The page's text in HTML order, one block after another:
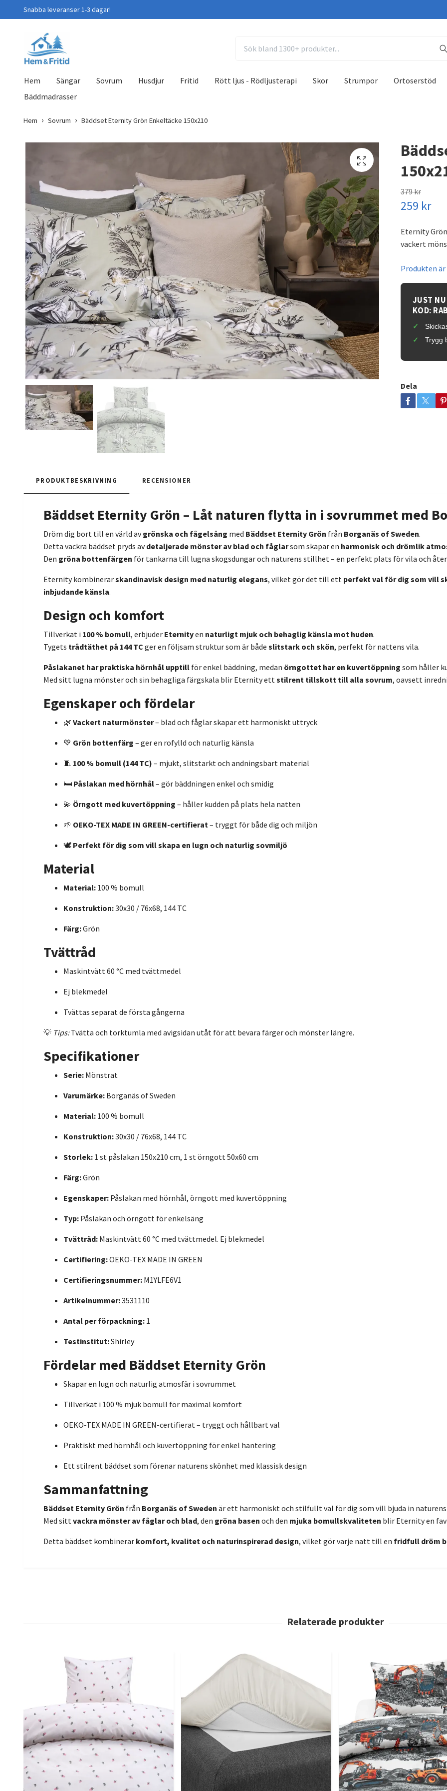
Snabba leveranser 1-3 dagar!
Hem Sängar Sovrum Husdjur Fritid Rött ljus - Rödljusterapi Skor Strumpor Ortoserstöd
Bäddmadrasser
Hem Sovrum Bäddset Eternity Grön Enkeltäcke 150x210
379 kr
259 kr
Eternity
vackert
Produkten
JUST NU
KOD:
Trygg
Dela
PRODUKTBESKRIVNING RECENSIONER
Bäddset Eternity Grön – Låt naturen flytta in i sovrummet med
Dröm dig bort till en värld avgrönska och fågelsång med Bäddset Eternity Grön från Borganäs of Sweden.
Detta vackra bäddset pryds avdetaljerade mönster av blad och fåglarsom skapar en harmonisk och drömlik
Den gröna bottenfärgen för tankarna till lugna skogsdungar och naturens stillhet – en perfekt plats för vila och
Eternity kombinerarskandinavisk design med naturlig elegans, vilket gör det till ett perfekt val för dig som vill
inbjudande känsla.
Design och komfort
Tillverkat i 100 % bomull, erbjuder Eternityen naturligt mjuk och behaglig känsla mot huden.
Tygets trådtäthet på 144 TC ger en följsam struktur som är både slitstark och skön, perfekt för nattens vila.
Påslakanet har praktiska hörnhål upptill för enkel bäddning, medan örngottet har en kuvertöppning som håller
Med sitt lugna mönster och sin behagliga färgskala blir Eternity ett stilrent tillskott till alla sovrum, oavsett
Egenskaper och fördelar
🌿 Vackert naturmönster– blad och fåglar skapar ett harmoniskt uttryck
💚 Grön bottenfärg – ger en rofylld och naturlig känsla
🧵 100 % bomull (144 TC) – mjukt, slitstarkt och andningsbart material
🛏️ Påslakan med hörnhål– gör bäddningen enkel och smidig
💫 Örngott med kuvertöppning – håller kudden på plats hela natten
🌱 OEKO-TEX MADE IN GREEN-certifierat – tryggt för både dig och miljön
🕊️ Perfekt för dig som vill skapa en lugn och naturlig sovmiljö
Material
Material: 100 % bomull
Konstruktion:30x30 / 76x68, 144 TC
Färg:Grön
Tvättråd
Maskintvätt 60 °C med tvättmedel
Ej blekmedel
Tvättas separat de första gångerna
💡 Tips:Tvätta och torktumla med avigsidan utåt för att bevara färger och mönster längre.
Specifikationer
Serie: Mönstrat
Varumärke: Borganäs of Sweden
Material: 100 % bomull
Konstruktion:30x30 / 76x68, 144 TC
Storlek: 1 st påslakan 150x210 cm, 1 st örngott 50x60 cm
Färg:Grön
Egenskaper: Påslakan med hörnhål, örngott med kuvertöppning
Typ: Påslakan och örngott för enkelsäng
Tvättråd: Maskintvätt 60 °C med tvättmedel. Ej blekmedel
Certifiering:OEKO-TEX MADE IN GREEN
Certifieringsnummer: M1YLFE6V1
Artikelnummer:3531110
Antal per förpackning: 1
Testinstitut:Shirley
Fördelar med Bäddset Eternity Grön
Skapar en lugn och naturlig atmosfär i sovrummet
Tillverkat i 100 % mjuk bomull för maximal komfort
OEKO-TEX MADE IN GREEN-certifierat – tryggt och hållbart val
Praktiskt med hörnhål och kuvertöppning för enkel hantering
Ett stilrent bäddset som förenar naturens skönhet med klassisk design
Sammanfattning
Bäddset Eternity Grön från Borganäs of Sweden är ett harmoniskt och stilfullt val för dig som vill bjuda in
Med sitt vackra mönster av fåglar och blad, den gröna basen och den mjuka bomullskvaliteten blir Eternity en
Detta bäddset kombinerar komfort, kvalitet och naturinspirerad design, vilket gör varje natt till en fridfull dröm